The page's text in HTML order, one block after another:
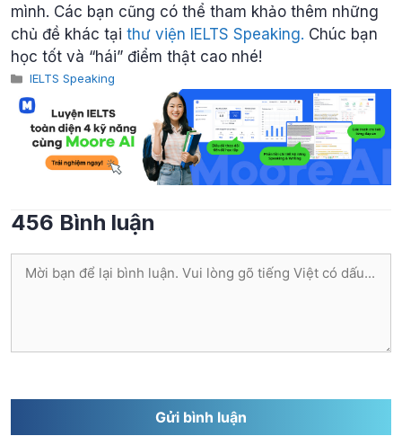
mình. Các bạn cũng có thể tham khảo thêm những
chủ đề khác tại thư viện IELTS Speaking. Chúc bạn
học tốt và “hái” điểm thật cao nhé!
Categories
IELTS Speaking
456 Bình luận
Bình